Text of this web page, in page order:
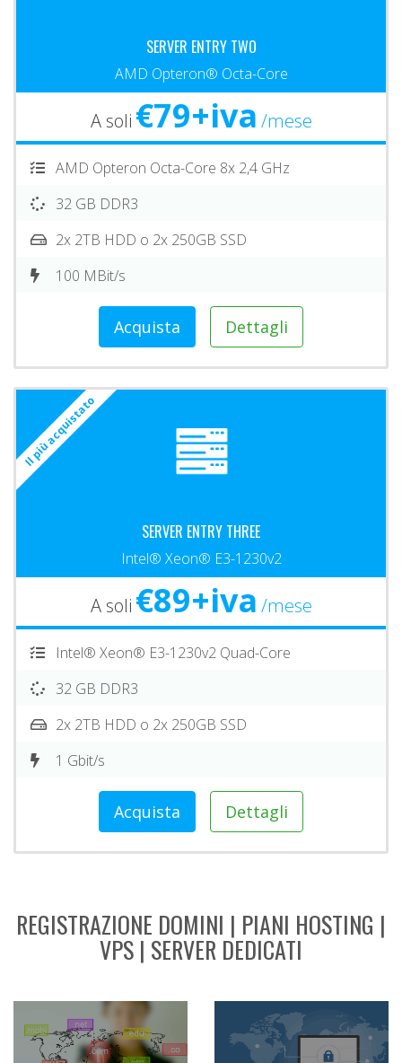
SERVER ENTRY TWO
AMD Opteron® Octa-Core
A soli €79+iva /mese
AMD Opteron Octa-Core 8x 2,4 GHz
32 GB DDR3
2x 2TB HDD o 2x 250GB SSD
100 MBit/s
Acquista Dettagli
Il più acquistato
SERVER ENTRY THREE
Intel® Xeon® E3-1230v2
A soli €89+iva /mese
Intel® Xeon® E3-1230v2 Quad-Core
32 GB DDR3
2x 2TB HDD o 2x 250GB SSD
1 Gbit/s
Acquista Dettagli
REGISTRAZIONE DOMINI | PIANI HOSTING |
VPS | SERVER DEDICATI